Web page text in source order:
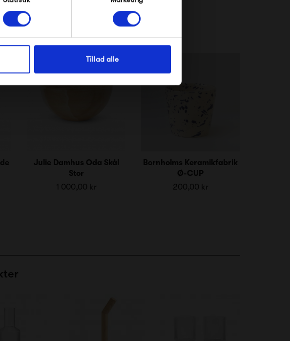
Tillad alle
Julie Damhus Oda Skål
Stor
1 000,00 kr
Bornholms Keramikfabrik
Ø-CUP
200,00 kr
du at modtage e-
ønsker ikke rabat.